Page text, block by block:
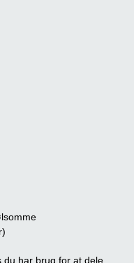
du har brug for at dele